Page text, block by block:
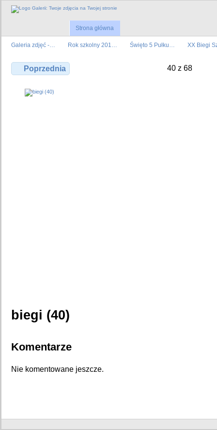
Strona główna
Galeria zdjęć -… Rok szkolny 201… Święto 5 Pułku… XX Biegi
Poprzednia 40 z 68
biegi (40)
Komentarze
Nie komentowane jeszcze.